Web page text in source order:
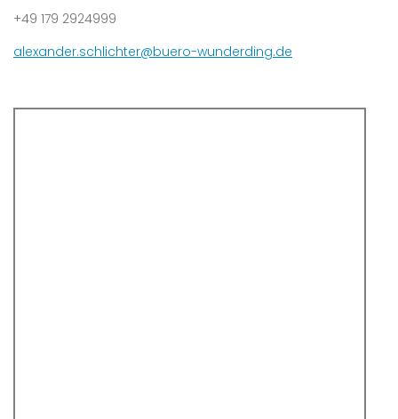
+49 179 2924999
alexander.schlichter@buero-wunderding.de